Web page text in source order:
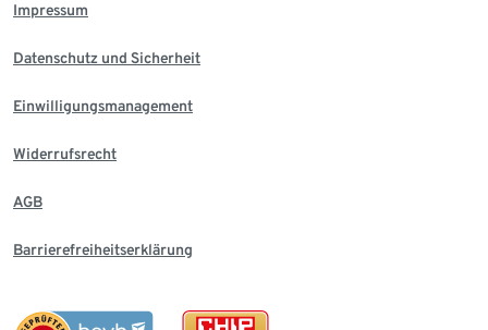
Impressum
Datenschutz und Sicherheit
Einwilligungsmanagement
Widerrufsrecht
AGB
Barrierefreiheitserklärung